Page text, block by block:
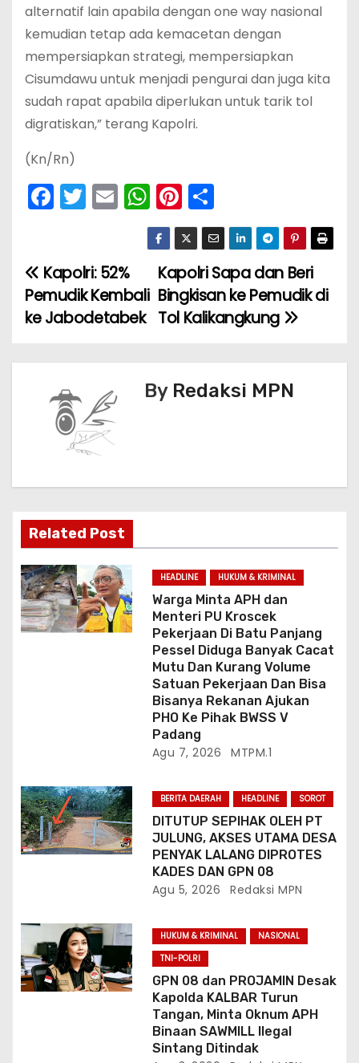
alternatif lain apabila dengan one way nasional
kemudian tetap ada kemacetan dengan
mempersiapkan strategi, mempersiapkan
Cisumdawu untuk menjadi pengurai dan juga kita
sudah rapat apabila diperlukan untuk tarik tol
digratiskan,” terang Kapolri.
(Kn/Rn)
F
e
b
o
T
er
E
l
W
h
a
ts
A
p
Pi
nt
er
e
st
h
ar
e
N
a
s
i
p
o
s
Kapolri Sapa dan Beri
Bingkisan ke Pemudik di
Tol Kalikangkung
Kapolri: 52%
Pemudik Kembali
ke Jabodetabek
By Redaksi MPN
Related Post
HEADLINE HUKUM & KRIMINAL
Warga Minta APH dan
Menteri PU Kroscek
Pekerjaan Di Batu Panjang
Pessel Diduga Banyak Cacat
Mutu Dan Kurang Volume
Satuan Pekerjaan Dan Bisa
Bisanya Rekanan Ajukan
PHO Ke Pihak BWSS V
Padang
Agu 7, 2026 MTPM.1
BERITA DAERAH HEADLINE SOROT
DITUTUP SEPIHAK OLEH PT
JULUNG, AKSES UTAMA DESA
PENYAK LALANG DIPROTES
KADES DAN GPN 08
Agu 5, 2026 Redaksi MPN
HUKUM & KRIMINAL
NASIONAL
TNI-POLRI
GPN 08 dan PROJAMIN Desak
Kapolda KALBAR Turun
Tangan, Minta Oknum APH
Binaan SAWMILL Ilegal
Sintang Ditindak